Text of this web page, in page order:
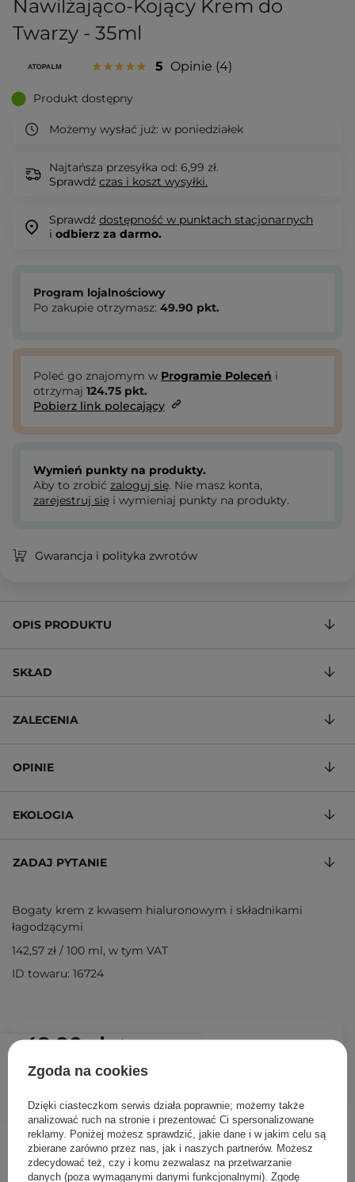
Nawilżająco-Kojący Krem do
Twarzy - 35ml
5 Opinie 4
Produkt dostępny
Możemy wysłać już: w poniedziałek
Najtańsza przesyłka od: 6,99 zł.
Sprawdź czas i koszt wysyłki.
Sprawdź dostępność w punktach stacjonarnych
i odbierz za darmo.
49,90 zł /szt.
Program lojalnościowy
Po zakupie otrzymasz: 49.90 pkt.
Poleć go znajomym w Programie Poleceń i
otrzymaj 124.75 pkt.
Pobierz link polecający
Wymień punkty na produkty.
Aby to zrobić zaloguj się. Nie masz konta,
zarejestruj się i wymieniaj punkty na produkty.
Gwarancja i polityka zwrotów
OPIS PRODUKTU
SKŁAD
ZALECENIA
OPINIE
EKOLOGIA
ZADAJ PYTANIE
Bogaty krem z kwasem hialuronowym i składnikami
łagodzącymi
142,57 zł / 100 ml, w tym VAT
ID towaru: 16724
Inni klienci sprawdzali również
Zgoda na cookies
Dzięki ciasteczkom serwis działa poprawnie; możemy także
analizować ruch na stronie i prezentować Ci spersonalizowane
reklamy. Poniżej możesz sprawdzić, jakie dane i w jakim celu są
zbierane zarówno przez nas, jak i naszych partnerów. Możesz
zdecydować też, czy i komu zezwalasz na przetwarzanie
danych (poza wymaganymi danymi funkcjonalnymi). Zgodę